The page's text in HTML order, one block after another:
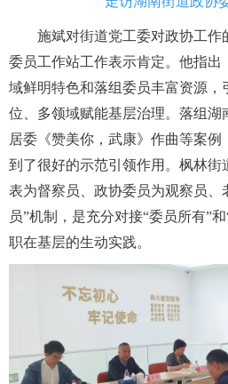
施斌对街道党工委对政协工作
委员工作站工作表示肯定。他指出
域鲜明特色和落组委员丰富资源，
位、多领域赋能基层治理。落组湖
居委《赞美你，武康》作曲等案
到了很好的示范引领作用。枫林街
表为督察员、政协委员为观察员、
员”机制，是充分对接“委员所有”
职在基层的生动实践。